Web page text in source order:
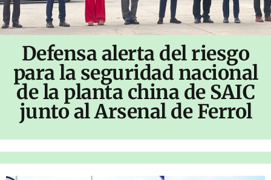
Defensa alerta del riesgo
para la seguridad nacional
de la planta china de SAIC
junto al Arsenal de Ferrol